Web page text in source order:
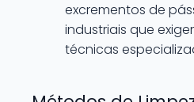
excrementos de
industriais que
técnicas